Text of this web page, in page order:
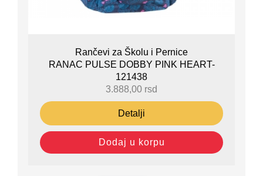
Rančevi za Školu i Pernice
RANAC PULSE DOBBY PINK HEART-
121438
3.888,00 rsd
Detalji
Dodaj u korpu